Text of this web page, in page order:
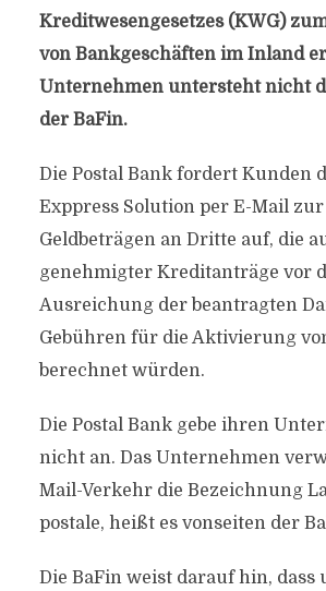
Kreditwesengesetzes (KWG)
von Bankgeschäften im Inland
Unternehmen untersteht nicht
der BaFin.
Die Postal Bank fordert Kunden
Exppress Solution per E-Mail
Geldbeträgen an Dritte auf, die
genehmigter Kreditanträge vor
Ausreichung der beantragten
Gebühren für die Aktivierung
berechnet würden.
Die Postal Bank gebe ihren
nicht an. Das Unternehmen
Mail-Verkehr die Bezeichnung
postale, heißt es vonseiten der
Die BaFin weist darauf hin, dass